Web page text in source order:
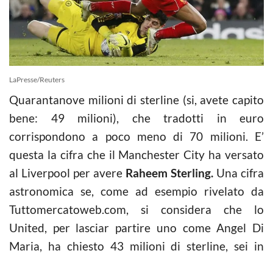
LaPresse/Reuters
Quarantanove milioni di sterline (si, avete capito
bene: 49 milioni), che tradotti in euro
corrispondono a poco meno di 70 milioni. E’
questa la cifra che il Manchester City ha versato
al Liverpool per avere Raheem Sterling. Una cifra
astronomica se, come ad esempio rivelato da
Tuttomercatoweb.com, si considera che lo
United, per lasciar partire uno come Angel Di
Maria, ha chiesto 43 milioni di sterline, sei in